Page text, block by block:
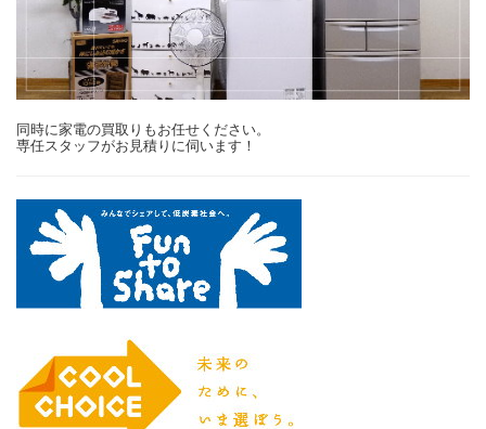
同時に家電の買取りもお任せください。
専任スタッフがお見積りに伺います！